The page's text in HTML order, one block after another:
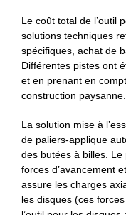
Le coût total de l’outil
solutions techniques
spécifiques, achat de
Différentes pistes ont
et en prenant en
construction paysanne.
La solution mise à
de paliers-applique
des butées à billes.
forces d’avancement
assure les charges
les disques (ces